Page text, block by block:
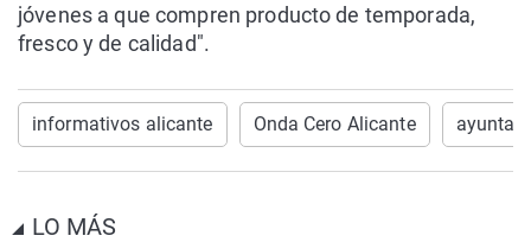
jóvenes a que compren producto de temporada,
fresco y de calidad".
informativos alicante Onda Cero Alicante
LO MÁS